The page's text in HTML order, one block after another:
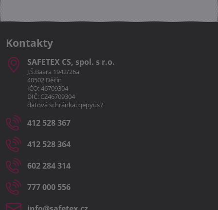
Kontakty
SAFETEX CS, spol​. s r​.o​.
J.Š.Baara 1942/26a
40502 Děčín
IČO: 46709304
DIČ: CZ46709304
datová schránka: qepyus7
412 528 367
412 528 364
602 284 314
777 000 556